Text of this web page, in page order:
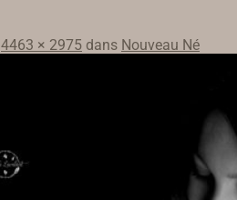
4463 × 2975 dans Nouveau Né